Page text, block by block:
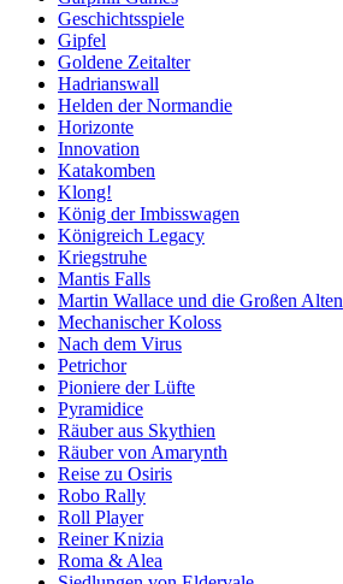
Geschichtsspiele
Gipfel
Goldene Zeitalter
Hadrianswall
Helden der Normandie
Horizonte
Innovation
Katakomben
Klong!
König der Imbisswagen
Königreich Legacy
Kriegstruhe
Mantis Falls
Martin Wallace und die Großen Alten
Mechanischer Koloss
Nach dem Virus
Petrichor
Pioniere der Lüfte
Pyramidice
Räuber aus Skythien
Räuber von Amarynth
Reise zu Osiris
Robo Rally
Roll Player
Reiner Knizia
Roma & Alea